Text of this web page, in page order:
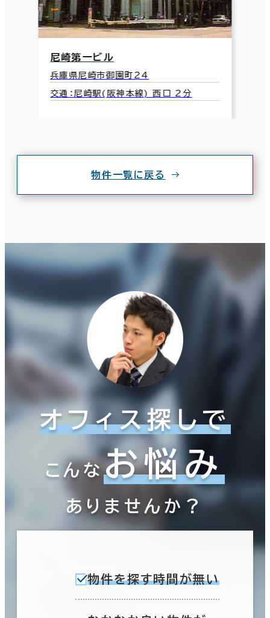
尼崎第一ビル
兵庫県尼崎市御園町24
交通：尼崎駅(阪神本線) 西口 2分
物件一覧に戻る
オフィス探しで
こんなお悩み
ありませんか？
物件を探す時間が無い